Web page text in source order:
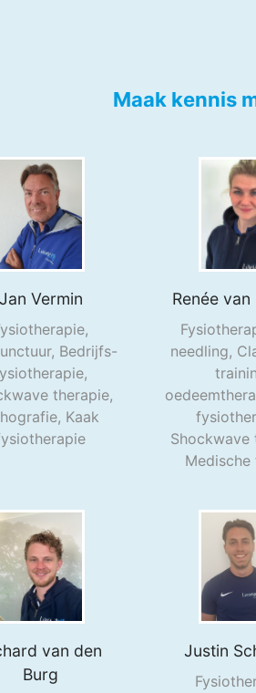
Maak kennis
Jan Vermin
Bedrijfs-
therapie,
Kaak
Renée van
needling,
Shockwave
Medische
van den
Burg
Justin